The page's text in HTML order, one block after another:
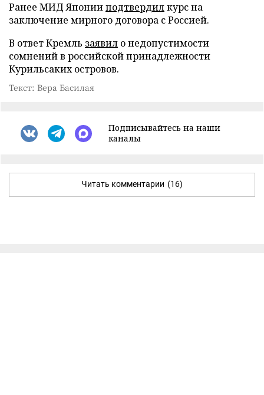
Ранее МИД Японииподтвердилкурс на
заключение мирного договора с Россией.
В ответ Кремль заявил о недопустимости
сомнений в российской принадлежности
Курильсаких островов.
Текст: Вера Басилая
Подписывайтесь на наши
каналы
Читать комментарии (16)